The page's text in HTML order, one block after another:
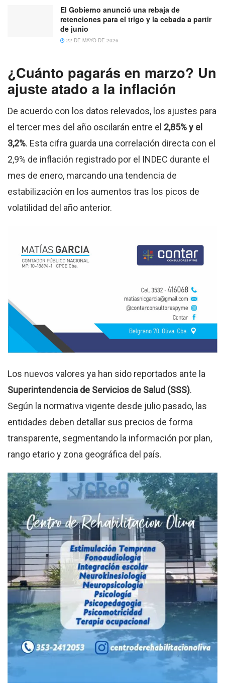
El Gobierno anunció una rebaja de
retenciones para el trigo y la cebada a partir
de junio
22 DE MAYO DE 2026
¿Cuánto pagarás en marzo? Un
ajuste atado a la inflación
De acuerdo con los datos relevados, los ajustes para
el tercer mes del año oscilarán entre el 2,85% y el
3,2%. Esta cifra guarda una correlación directa con el
2,9% de inflación registrado por el INDEC durante el
mes de enero, marcando una tendencia de
estabilización en los aumentos tras los picos de
volatilidad del año anterior.
Los nuevos valores ya han sido reportados ante la
Superintendencia de Servicios de Salud (SSS).
Según la normativa vigente desde julio pasado, las
entidades deben detallar sus precios de forma
transparente, segmentando la información por plan,
rango etario y zona geográfica del país.